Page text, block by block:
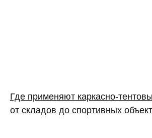
Где применяют
от складов до спортивных